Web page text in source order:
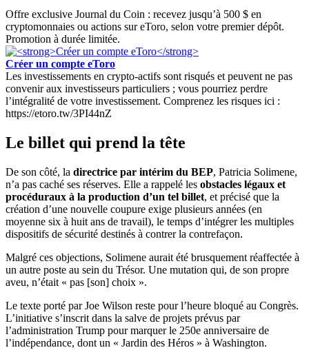
Offre exclusive Journal du Coin : recevez jusqu’à 500 $ en
cryptomonnaies ou actions sur eToro, selon votre premier dépôt.
Promotion à durée limitée.
Créer un compte eToro
Les investissements en crypto-actifs sont risqués et peuvent ne pas
convenir aux investisseurs particuliers ; vous pourriez perdre
l’intégralité de votre investissement. Comprenez les risques ici :
https://etoro.tw/3PI44nZ
Le billet qui prend la tête
De son côté, la directrice par intérim du BEP, Patricia Solimene,
n’a pas caché ses réserves. Elle a rappelé les obstacles légaux et
procéduraux à la production d’un tel billet, et précisé que la
création d’une nouvelle coupure exige plusieurs années (en
moyenne six à huit ans de travail), le temps d’intégrer les multiples
dispositifs de sécurité destinés à contrer la contrefaçon.
Malgré ces objections, Solimene aurait été brusquement réaffectée à
un autre poste au sein du Trésor. Une mutation qui, de son propre
aveu, n’était « pas [son] choix ».
Le texte porté par Joe Wilson reste pour l’heure bloqué au Congrès.
L’initiative s’inscrit dans la salve de projets prévus par
l’administration Trump pour marquer le 250e anniversaire de
l’indépendance, dont un « Jardin des Héros » à Washington.